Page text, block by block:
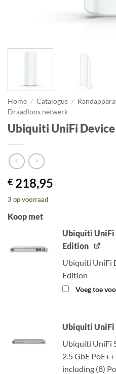
Home / Catalogus /
Draadloos netwerk
Ubiquiti UniFi
€ 218,95
3 op voorraad
Koop met
Ubiquiti UniFi
Edition
Ubiquiti UniFi
Edition
Voeg toe
Ubiquiti UniFi
Ubiquiti UniFi
2.5 GbE
including (8)